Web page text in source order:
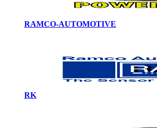
RAMCO-AUTOMOTIVE
RK